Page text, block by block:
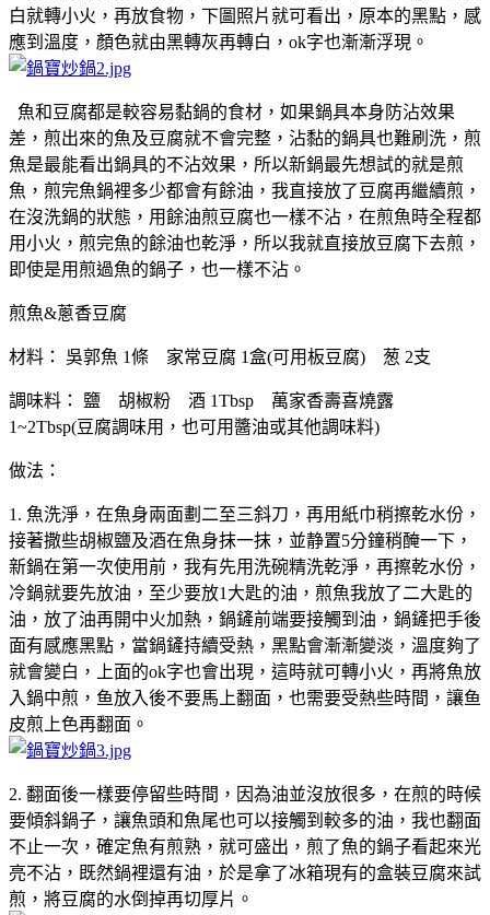
白就轉小火，再放食物，下圖照片就可看出，原本的黑點，感
應到溫度，顏色就由黑轉灰再轉白，ok字也漸漸浮現。
魚和豆腐都是較容易黏鍋的食材，如果鍋具本身防沾效果
差，煎出來的魚及豆腐就不會完整，沾黏的鍋具也難刷洗，煎
魚是最能看出鍋具的不沾效果，所以新鍋最先想試的就是煎
魚，煎完魚鍋裡多少都會有餘油，我直接放了豆腐再繼續煎，
在沒洗鍋的狀態，用餘油煎豆腐也一樣不沾，在煎魚時全程都
用小火，煎完魚的餘油也乾淨，所以我就直接放豆腐下去煎，
即使是用煎過魚的鍋子，也一樣不沾。
煎魚&蔥香豆腐
材料： 吳郭魚 1條 家常豆腐 1盒(可用板豆腐) 葱 2支
調味料： 鹽 胡椒粉 酒 1Tbsp 萬家香壽喜燒露
1~2Tbsp(豆腐調味用，也可用醬油或其他調味料)
做法：
1. 魚洗淨，在魚身兩面劃二至三斜刀，再用紙巾稍擦乾水份，
接著撒些胡椒鹽及酒在魚身抹一抹，並静置5分鐘稍醃一下，
新鍋在第一次使用前，我有先用洗碗精洗乾淨，再擦乾水份，
冷鍋就要先放油，至少要放1大匙的油，煎魚我放了二大匙的
油，放了油再開中火加熱，鍋鏟前端要接觸到油，鍋鏟把手後
面有感應黑點，當鍋鏟持續受熱，黑點會漸漸變淡，溫度夠了
就會變白，上面的ok字也會出現，這時就可轉小火，再將魚放
入鍋中煎，鱼放入後不要馬上翻面，也需要受熱些時間，讓鱼
皮煎上色再翻面。
2. 翻面後一樣要停留些時間，因為油並沒放很多，在煎的時候
要傾斜鍋子，讓魚頭和魚尾也可以接觸到較多的油，我也翻面
不止一次，確定魚有煎熟，就可盛出，煎了魚的鍋子看起來光
亮不沾，既然鍋裡還有油，於是拿了冰箱現有的盒裝豆腐來試
煎，將豆腐的水倒掉再切厚片。